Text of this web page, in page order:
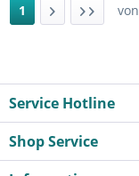
1 von
Service Hotline
Shop Service